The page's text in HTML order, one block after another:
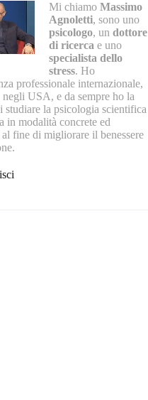
Mi chiamoMassimo
Agnoletti, sono uno
psicologo, undottore
di ricerca e uno
specialista dello
stress. Ho
professionale internazionale,
negli USA, e da sempre ho la
studiare la psicologia scientifica
in modalità concrete ed
fine di migliorare il benessere